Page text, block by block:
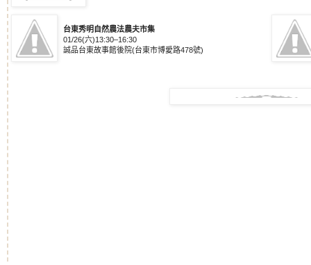
台東秀明自然農法農夫市集
01/26(六)13:30–16:30
誠品台東故事館後院(台東市博愛路478號)